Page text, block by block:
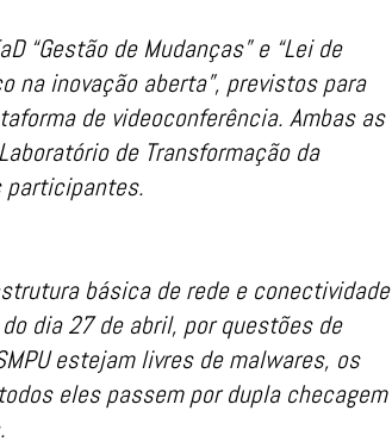
“Gestão de Mudanças” e “Lei de
na inovação aberta”, previstos para
de videoconferência. Ambas as
de Transformação da
participantes.
básica de rede e conectividade
dia 27 de abril, por questões de
estejam livres de malwares, os
eles passem por dupla checagem